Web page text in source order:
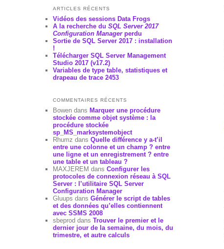
ARTICLES RÉCENTS
Vidéos des sessions Data Frogs
A la recherche du SQL Server 2017
Configuration Managerperdu
Sortie de SQL Server 2017 : installation
!
Télécharger SQL Server Management
Studio 2017 (v17.2)
Variables de type table, statistiques et
drapeau de trace 2453
COMMENTAIRES RÉCENTS
Bowendans Marquer une procédure
stockée comme objet système : la
procédure stockée
sp_MS_marksystemobject
Rhumz dans Quelle différence y a-t’il
entre une colonne et un champ ? entre
une ligne et un enregistrement ? entre
une table et un tableau ?
MAXJEREM dans Configurer les
protocoles de connexion réseau à SQL
Server : l’utilitaire SQL Server
Configuration Manager
Gluups dans Générer le script de tables
et des données qu’elles contiennent
avec SSMS 2008
sbeprod dans Trouver le premier et le
dernier jour de la semaine, du mois, du
trimestre, et autre calculs